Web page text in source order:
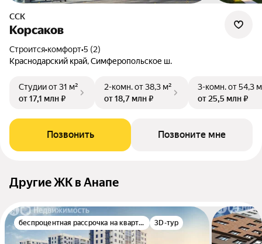
ССК
Корсаков
Строится•комфорт•5 (2)
Краснодарский край, Симферопольское ш.
Студииот 31 м²
от 17,1 млн ₽
2-комн.от 38,3 м²
от 18,7 млн ₽
3-комн.от 54,3
от 25,5 млн ₽
Позвонить Позвоните мне
Другие ЖК в Анапе
беспроцентная рассрочка на квартиру 3D-тур